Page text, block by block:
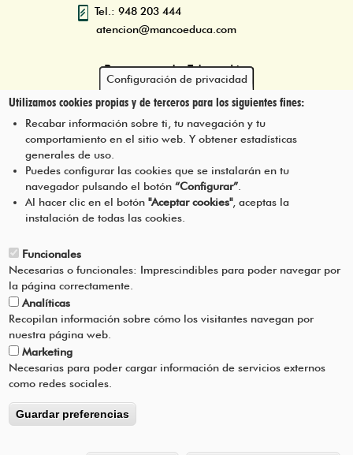
Tel.: 948 203 444
atencion@mancoeduca.com
Programa de Educación
Ambiental Escolar de la
Mancomunidad de la Comarca
de Pamplona
Pie
Menú
CONTÁCTANOS
CONDICIONES DEL SERVICIO
POLÍTICA DE PRIVACIDAD
Configuración de privacidad
Utilizamos cookies propias y de terceros para los siguientes fines:
Recabar información sobre ti, tu navegación y tu
comportamiento en el sitio web. Y obtener estadísticas
generales de uso.
Puedes configurar las cookies que se instalarán en tu
navegador pulsando el botón“Configurar”
Al hacer clic en el botón"Aceptar cookies", aceptas la
instalación de todas las cookies.
Funcionales
Necesarias o funcionales: Imprescindibles para poder navegar por
la página correctamente.
Analíticas
Recopilan información sobre cómo los visitantes navegan por
nuestra página web.
Marketing
Necesarias para poder cargar información de servicios externos
como redes sociales.
Guardar preferencias